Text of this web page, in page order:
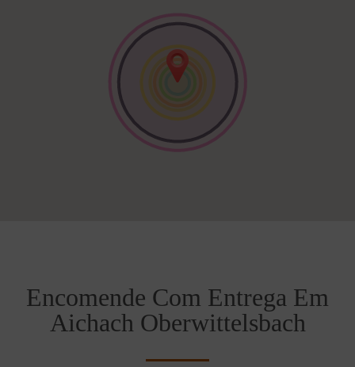
Encomende Com Entrega Em
Aichach Oberwittelsbach